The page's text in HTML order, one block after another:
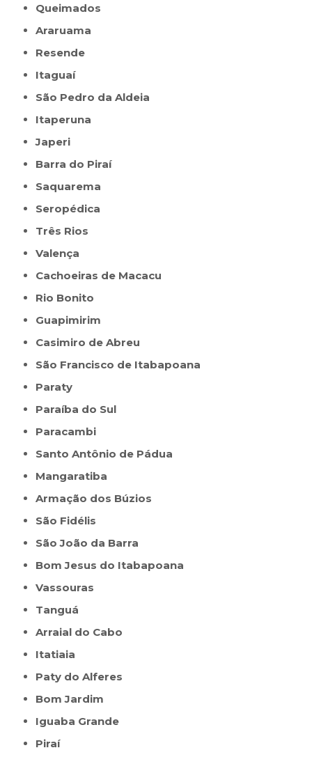
Queimados
Araruama
Resende
Itaguaí
São Pedro da Aldeia
Itaperuna
Japeri
Barra do Piraí
Saquarema
Seropédica
Três Rios
Valença
Cachoeiras de Macacu
Rio Bonito
Guapimirim
Casimiro de Abreu
São Francisco de Itabapoana
Paraty
Paraíba do Sul
Paracambi
Santo Antônio de Pádua
Mangaratiba
Armação dos Búzios
São Fidélis
São João da Barra
Bom Jesus do Itabapoana
Vassouras
Tanguá
Arraial do Cabo
Itatiaia
Paty do Alferes
Bom Jardim
Iguaba Grande
Piraí